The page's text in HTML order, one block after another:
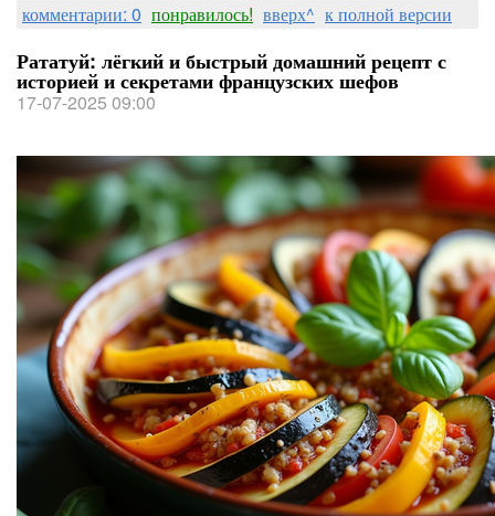
комментарии: 0 понравилось! вверх^ к полной версии
Рататуй: лёгкий и быстрый домашний рецепт с
историей и секретами французских шефов
17-07-2025 09:00